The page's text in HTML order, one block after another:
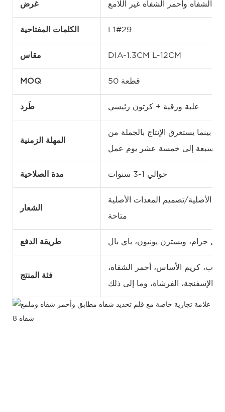
غرض الشفاه وأحمر الشفاه غير اللامع
الكلمات المفتاحية L1#29
مقاس DIA-1.3CM L-12CM
MOQ 50 قطعة
طَرد علبة ورقية + كرتون رئيسي
المهلة الزمنية
بينما يستغرق الإنتاج بالجملة من
مدة الصلاحية حوالي 1-3 سنوات
الشعار
تصميم المعدات الأصلية
متاحة
طريقة الدفع جرام، ويسترن يونيون، باي بال
فئة المنتج
كريم الأساس، أحمر الشفاه،